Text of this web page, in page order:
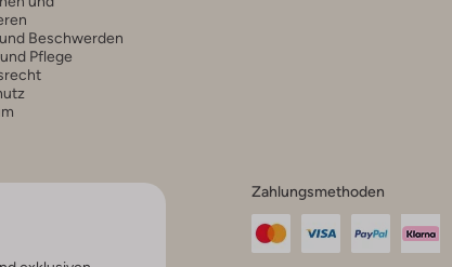
Beschwerden
Pflege
Zahlungsmethoden